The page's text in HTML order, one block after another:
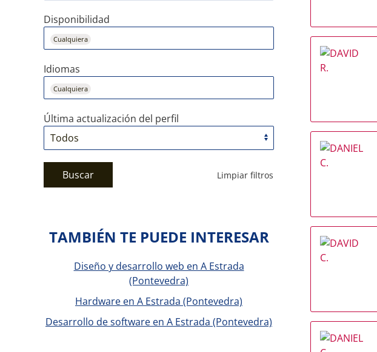
Disponibilidad
Cualquiera
Idiomas
Cualquiera
Última actualización del perfil
Buscar Limpiar filtros
TAMBIÉN TE PUEDE INTERESAR
Diseño y desarrollo web en A Estrada
(Pontevedra)
Hardware en A Estrada (Pontevedra)
Desarrollo de software en A Estrada (Pontevedra)